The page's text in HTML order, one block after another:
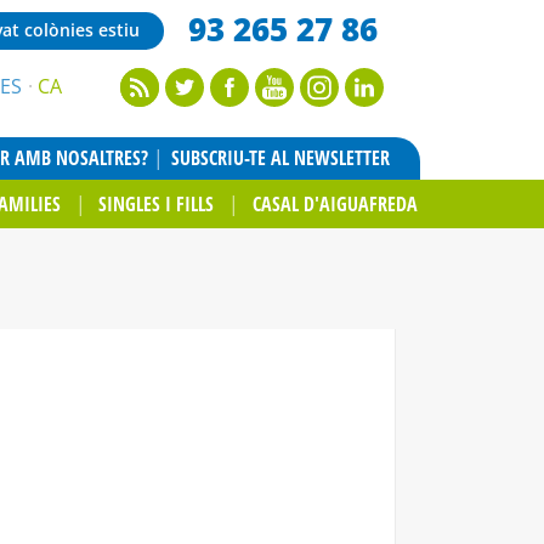
colònies estiu 93 265 27 86
ES CA
AMB NOSALTRES?
SUBSCRIU-TE AL NEWSLETTER
SINGLES I FILLS CASAL D'AIGUAFREDA